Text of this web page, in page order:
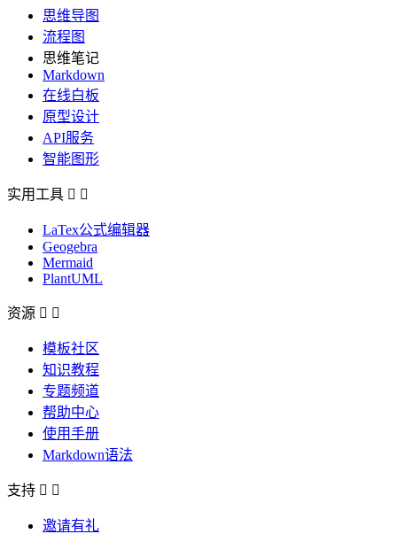
思维导图
流程图
思维笔记
Markdown
在线白板
原型设计
API服务
智能图形
实用工具  
LaTex公式编辑器
Geogebra
Mermaid
PlantUML
资源  
模板社区
知识教程
专题频道
帮助中心
使用手册
Markdown语法
支持  
邀请有礼